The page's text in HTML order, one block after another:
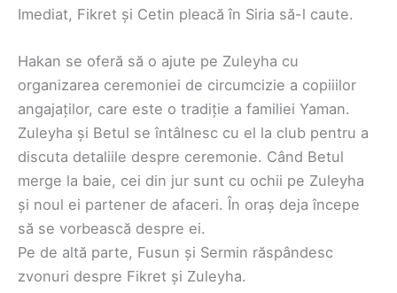
Imediat, Fikret și Cetin pleacă în Siria să-l caute.
Hakan se oferă să o ajute pe Zuleyha cu
organizarea ceremoniei de circumcizie a copiiilor
angajaților, care este o tradiție a familiei Yaman.
Zuleyha și Betul se întâlnesc cu el la club pentru a
discuta detaliile despre ceremonie. Când Betul
merge la baie, cei din jur sunt cu ochii pe Zuleyha
și noul ei partener de afaceri. În oraș deja începe
să se vorbească despre ei.
Pe de altă parte, Fusun și Sermin răspândesc
zvonuri despre Fikret și Zuleyha.